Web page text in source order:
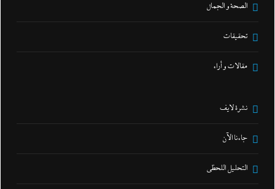
الصحة و الجمال
تحقيقات
مقالات و أراء
نشرة لايف
جاءنا الآن
التحليل اللحظي